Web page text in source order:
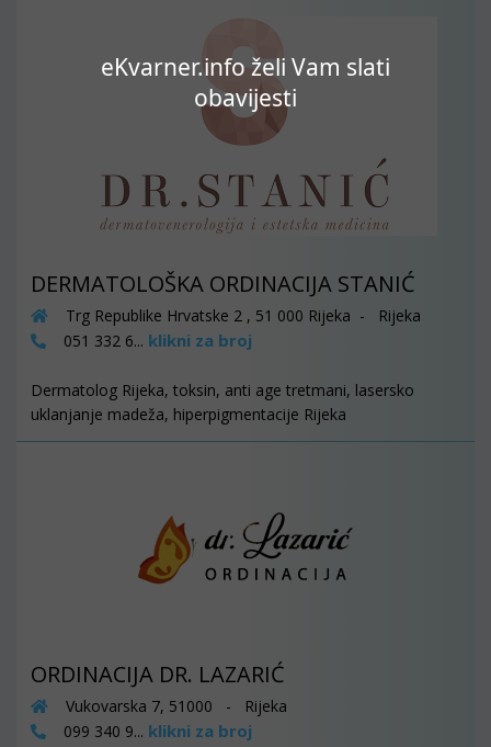
eKvarner.info želi Vam slati
obavijesti
DERMATOLOŠKA ORDINACIJA STANIĆ
Trg Republike Hrvatske 2 , 51 000 Rijeka - Rijeka
051 332 6... klikni za broj
Dermatolog Rijeka, toksin, anti age tretmani, lasersko
uklanjanje madeža, hiperpigmentacije Rijeka
ORDINACIJA DR. LAZARIĆ
Vukovarska 7, 51000 - Rijeka
099 340 9... klikni za broj